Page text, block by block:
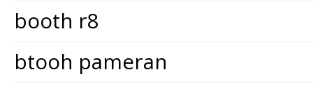
booth r8
btooh pameran